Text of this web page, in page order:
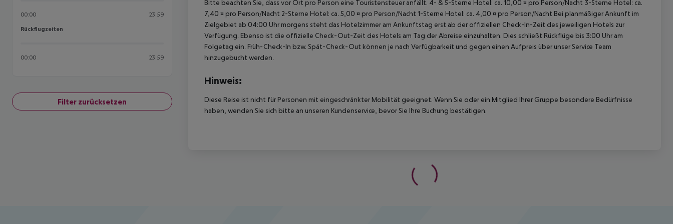
00:00 23:59
Rückflugzeiten
Rückflugzeiten
00:00 23:59
Filter zurücksetzen
Bitte beachten Sie, dass vor Ort pro Person eine Touristensteuer anfällt. 4- & 5-Sterne Hotel: ca. 10,00 ¤ pro Person/Nacht 3-Sterne Hotel: ca.
7,40 ¤ pro Person/Nacht 2-Sterne Hotel: ca. 5,00 ¤ pro Person/Nacht 1-Sterne Hotel: ca. 4,00 ¤ pro Person/Nacht Bei planmäßiger Ankunft im
Zielgebiet ab 04:00 Uhr morgens steht das Hotelzimmer am Ankunftstag erst ab der offiziellen Check-In-Zeit des jeweiligen Hotels zur
Verfügung. Ebenso ist die offizielle Check-Out-Zeit des Hotels am Tag der Abreise einzuhalten. Dies schließt Rückflüge bis 3:00 Uhr am
Folgetag ein. Früh-Check-In bzw. Spät-Check-Out können je nach Verfügbarkeit und gegen einen Aufpreis über unser Service Team
hinzugebucht werden.
Hinweis:
Diese Reise ist nicht für Personen mit eingeschränkter Mobilität geeignet. Wenn Sie oder ein Mitglied Ihrer Gruppe besondere Bedürfnisse
haben, wenden Sie sich bitte an unseren Kundenservice, bevor Sie Ihre Buchung bestätigen.